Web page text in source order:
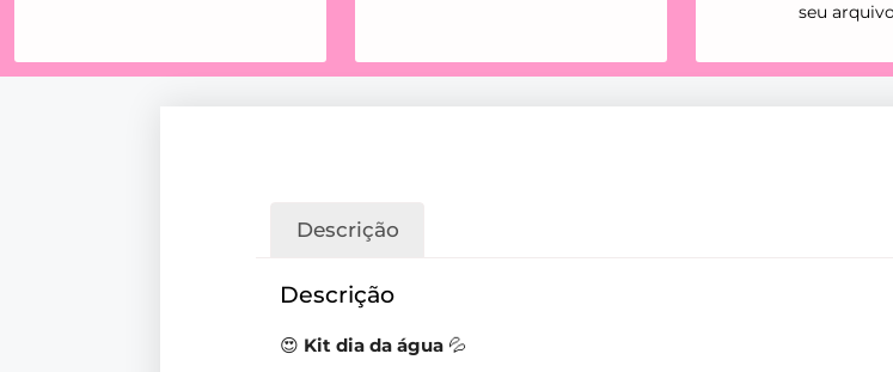
seu
Descrição
Descrição
😍 Kit dia da água 💦